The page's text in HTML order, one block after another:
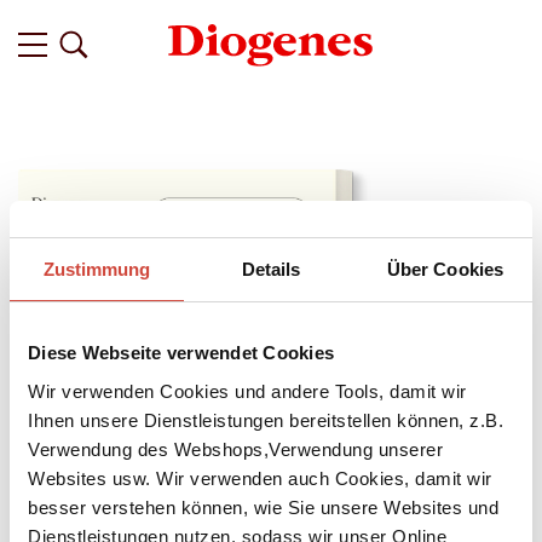
Zustimmung Details Über Cookies
Diese Webseite verwendet Cookies
Wir verwenden Cookies und andere Tools, damit wir
Ihnen unsere Dienstleistungen bereitstellen können, z.B.
Verwendung des Webshops,Verwendung unserer
Websites usw. Wir verwenden auch Cookies, damit wir
besser verstehen können, wie Sie unsere Websites und
Dienstleistungen nutzen, sodass wir unser Online
Download Bilddatei ↘